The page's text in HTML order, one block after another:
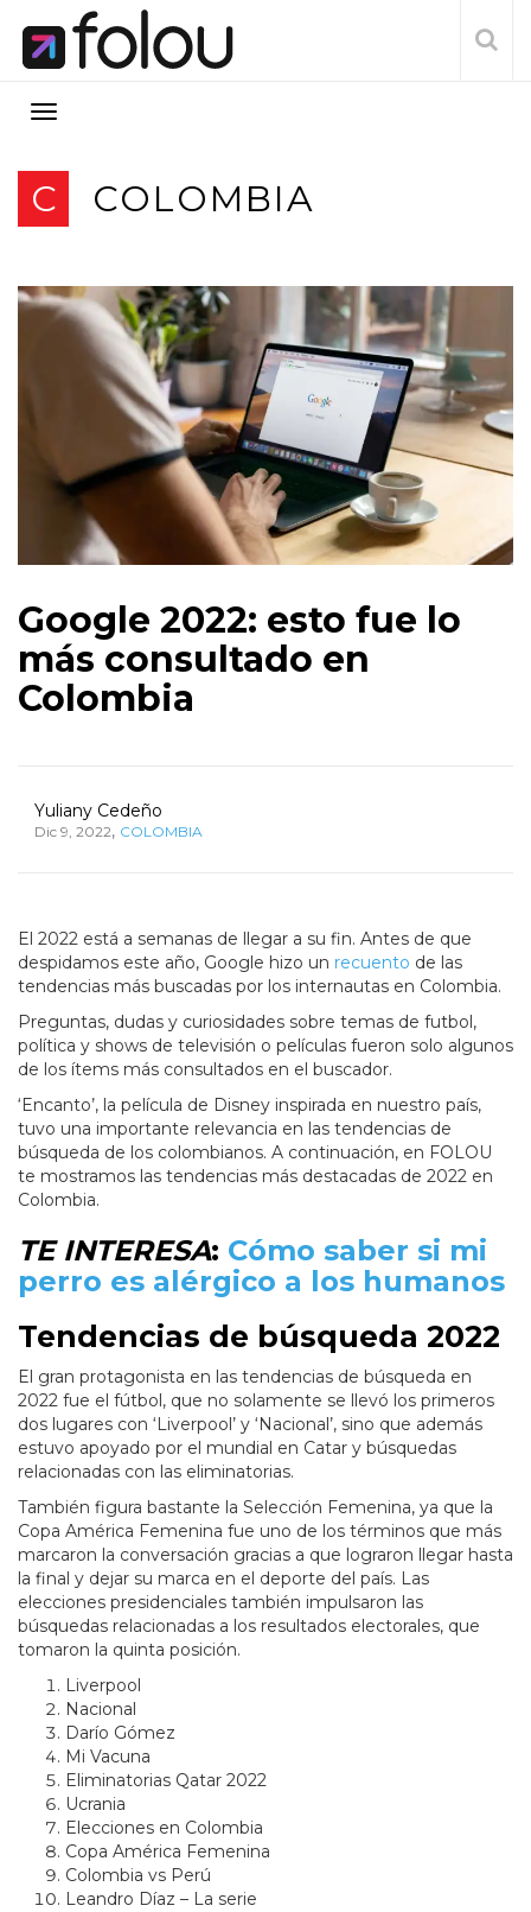
C COLOMBIA
Google 2022: esto fue lo
más consultado en
Colombia
Yuliany Cedeño
Dic 9, 2022, COLOMBIA
El 2022 está a semanas de llegar a su fin. Antes de que
despidamos este año, Google hizo un recuento de las
tendencias más buscadas por los internautas en Colombia.
Preguntas, dudas y curiosidades sobre temas de futbol,
política y shows de televisión o películas fueron solo algunos
de los ítems más consultados en el buscador.
‘Encanto’, la película de Disney inspirada en nuestro país,
tuvo una importante relevancia en las tendencias de
búsqueda de los colombianos. A continuación, en FOLOU
te mostramos las tendencias más destacadas de 2022 en
Colombia.
TE INTERESA: Cómo saber si mi
perro es alérgico a los humanos
Tendencias de búsqueda 2022
El gran protagonista en las tendencias de búsqueda en
2022 fue el fútbol, que no solamente se llevó los primeros
dos lugares con ‘Liverpool’ y ‘Nacional’, sino que además
estuvo apoyado por el mundial en Catar y búsquedas
relacionadas con las eliminatorias.
También figura bastante la Selección Femenina, ya que la
Copa América Femenina fue uno de los términos que más
marcaron la conversación gracias a que lograron llegar hasta
la final y dejar su marca en el deporte del país. Las
elecciones presidenciales también impulsaron las
búsquedas relacionadas a los resultados electorales, que
tomaron la quinta posición.
Liverpool
Nacional
Darío Gómez
Mi Vacuna
Eliminatorias Qatar 2022
Ucrania
Elecciones en Colombia
Copa América Femenina
Colombia vs Perú
Leandro Díaz – La serie